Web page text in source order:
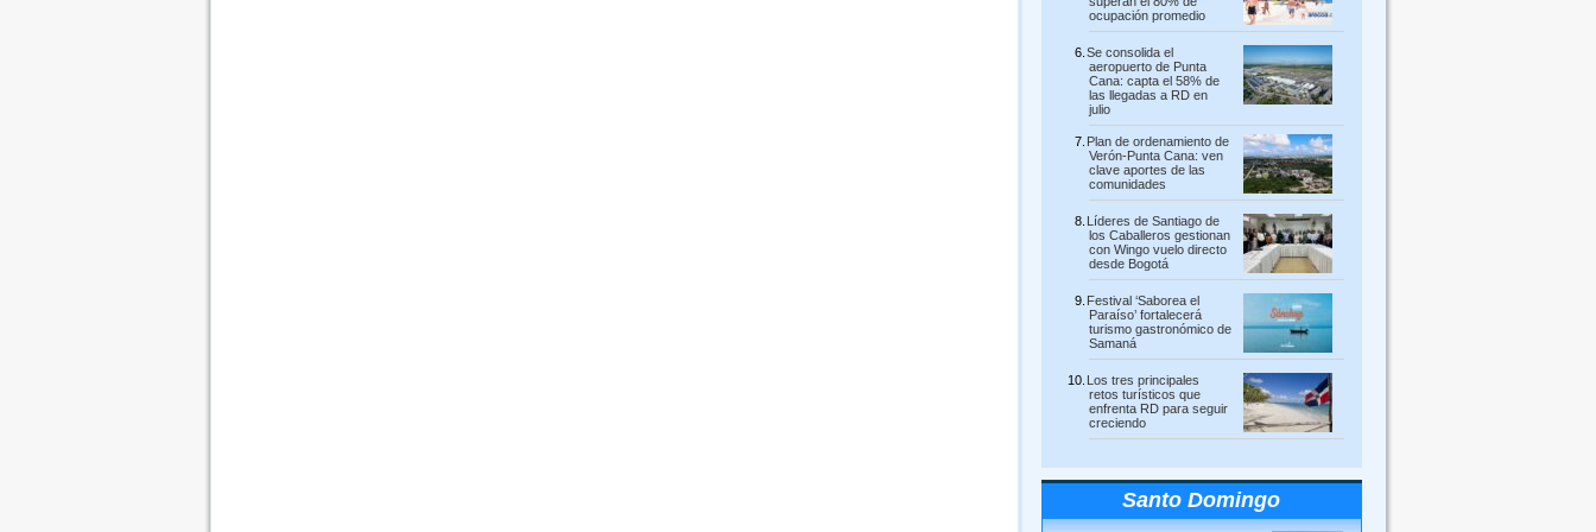
ocupación promedio
Se consolida el
aeropuerto de Punta
Cana: capta el 58% de
las llegadas a RD en
julio
Plan de ordenamiento de
Verón-Punta Cana: ven
clave aportes de las
comunidades
Líderes de Santiago de
los Caballeros gestionan
con Wingo vuelo directo
desde Bogotá
Festival ‘Saborea el
Paraíso’ fortalecerá
turismo gastronómico de
Samaná
Los tres principales
retos turísticos que
enfrenta RD para seguir
creciendo
Santo Domingo